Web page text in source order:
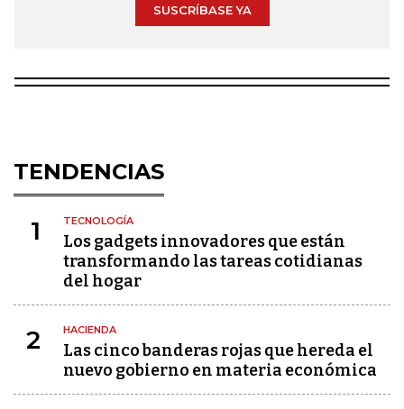
SUSCRÍBASE YA
TENDENCIAS
1 TECNOLOGÍA
Los gadgets innovadores que están
transformando las tareas cotidianas
del hogar
2 HACIENDA
Las cinco banderas rojas que hereda el
nuevo gobierno en materia económica